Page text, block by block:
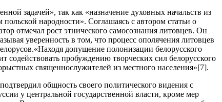
задачей», так как «назначение духовных начальств из
народности». Соглашаясь с автором статьи о
отмечал рост этнического самосознания литовцев. Он
уверенность в том, что процесс ополячения литовцев
допущение полонизации белорусского
пробуждению творческих сил белорусского
священнослужителей из местного населения»[7].
общность своего политического видения с
у центральной государственной власти, кроме мер